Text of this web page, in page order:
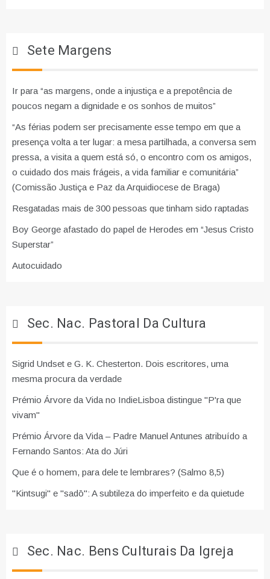
Sete Margens
Ir para “as margens, onde a injustiça e a prepotência de
poucos negam a dignidade e os sonhos de muitos”
“As férias podem ser precisamente esse tempo em que a
presença volta a ter lugar: a mesa partilhada, a conversa sem
pressa, a visita a quem está só, o encontro com os amigos,
o cuidado dos mais frágeis, a vida familiar e comunitária”
(Comissão Justiça e Paz da Arquidiocese de Braga)
Resgatadas mais de 300 pessoas que tinham sido raptadas
Boy George afastado do papel de Herodes em “Jesus Cristo
Superstar”
Autocuidado
Sec. Nac. Pastoral Da Cultura
Sigrid Undset e G. K. Chesterton. Dois escritores, uma
mesma procura da verdade
Prémio Árvore da Vida no IndieLisboa distingue "P'ra que
vivam"
Prémio Árvore da Vida – Padre Manuel Antunes atribuído a
Fernando Santos: Ata do Júri
Que é o homem, para dele te lembrares? (Salmo 8,5)
"Kintsugi" e "sadō": A subtileza do imperfeito e da quietude
Sec. Nac. Bens Culturais Da Igreja